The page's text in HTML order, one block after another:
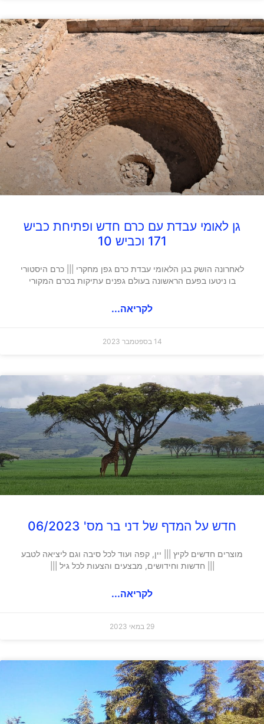
גן לאומי עבדת עם כרם חדש ופתיחת כביש
171 וכביש 10
לאחרונה הושק בגן הלאומי עבדת כרם גפן מחקרי ||| כרם היסטורי
בו ניטעו בפעם הראשונה בעולם גפנים עתיקות בכרם המקורי
לקריאה...
14 בספטמבר 2023
חדש על המדף של דני בר מס' 06/2023
מוצרים חדשים לקיץ ||| יין, קפה ועוד לכל סיבה וגם ליציאה לטבע
||| חדשות וחידושים, מבצעים והצעות לכל גיל |||
לקריאה...
29 במאי 2023